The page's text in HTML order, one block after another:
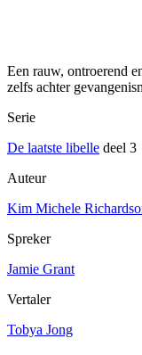
Een rauw, ontroerend
zelfs achter
Serie
De laatste libelle deel 3
Auteur
Kim Michele
Spreker
Jamie Grant
Vertaler
Tobya Jong